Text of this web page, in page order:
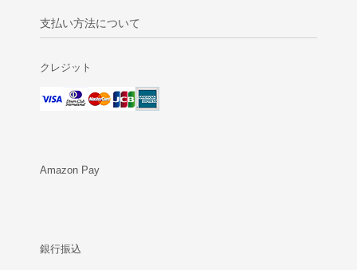
支払い方法について
クレジット
Amazon Pay
銀行振込